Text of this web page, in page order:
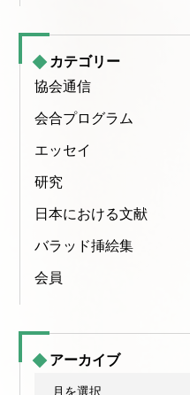
カテゴリー
協会通信
会合プログラム
エッセイ
研究
日本における文献
バラッド挿絵集
会員
アーカイブ